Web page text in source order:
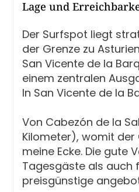
Lage und
Der Surfspot liegt
der Grenze zu
San Vicente de la
einem zentralen
In San Vicente de la
Von Cabezón de la
Kilometer), womit
meine Ecke. Die gute
Tagesgäste als auch
preisgünstige